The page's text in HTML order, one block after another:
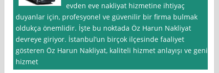
evden eve nakliyat hizmetine ihtiyaç
duyanlar için, profesyonel ve güvenilir bir firma bulmak
oldukça önemlidir. İşte bu noktada Öz Harun Nakliyat
devreye giriyor. İstanbul’un birçok ilçesinde faaliyet
gösteren Öz Harun Nakliyat, kaliteli hizmet anlayışı ve geniş
hizmet